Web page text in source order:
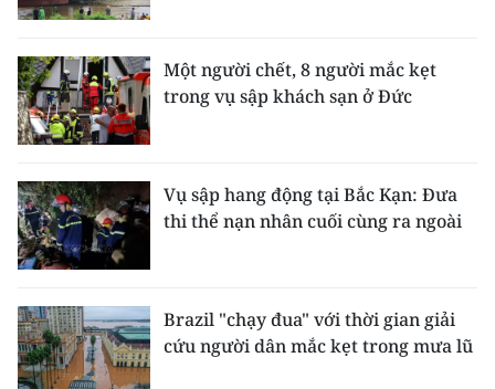
MUA BÁO
ĐỌC BÁO IN
ENGLISH
中文
FRANÇAIS
ESPAÑOL
Một người chết, 8 người mắc kẹt
trong vụ sập khách sạn ở Đức
Vụ sập hang động tại Bắc Kạn: Đưa
thi thể nạn nhân cuối cùng ra ngoài
Brazil "chạy đua" với thời gian giải
cứu người dân mắc kẹt trong mưa lũ